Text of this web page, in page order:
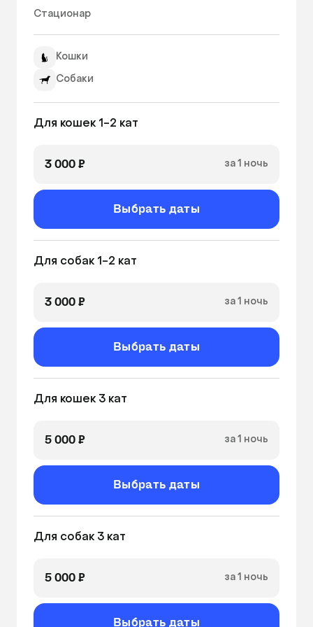
состоянием наших пациентов. В наличии
ветеринарного центра.
Стационар
Кошки
Собаки
Для кошек 1-2 кат
3 000 ₽ за 1 ночь
Выбрать даты
Для собак 1-2 кат
3 000 ₽ за 1 ночь
Выбрать даты
Для кошек 3 кат
5 000 ₽ за 1 ночь
Выбрать даты
Для собак 3 кат
5 000 ₽ за 1 ночь
Выбрать даты